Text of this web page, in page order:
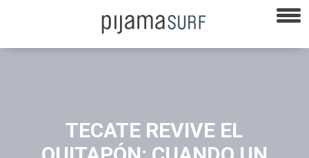
TECATE REVIVE EL